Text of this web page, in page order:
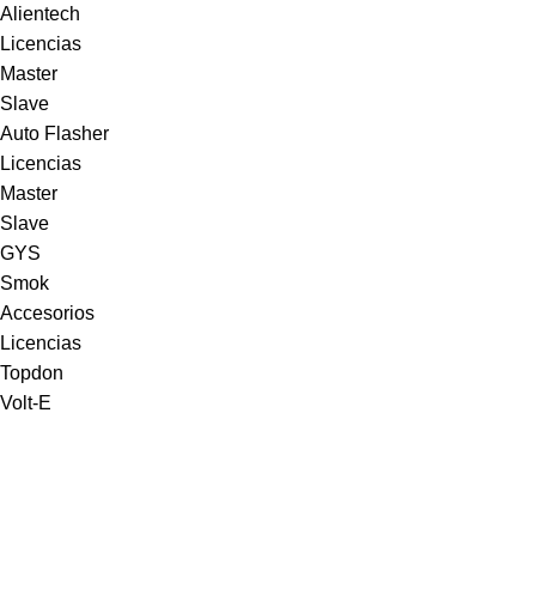
Alientech
Licencias
Master
Slave
Auto Flasher
Licencias
Master
Slave
GYS
Smok
Accesorios
Licencias
Topdon
Volt-E